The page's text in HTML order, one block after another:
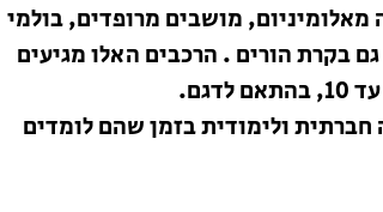
מושבים מרופדים, בולמי
בקרת הורים . הרכבים האלו מגיעים
חברתית ולימודית בזמן שהם לומדים